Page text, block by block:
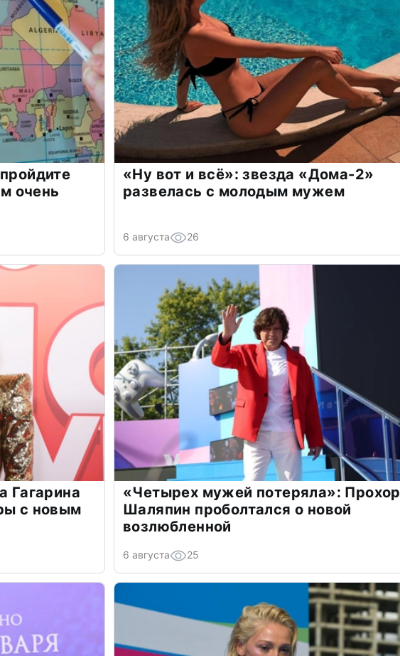
очень
«Ну вот и всё»: звезда «Дома-2»
развелась с молодым мужем
6 августа 26
Гагарина
с новым
«Четырех мужей потеряла»: Прохор
Шаляпин проболтался о новой
возлюбленной
6 августа 25